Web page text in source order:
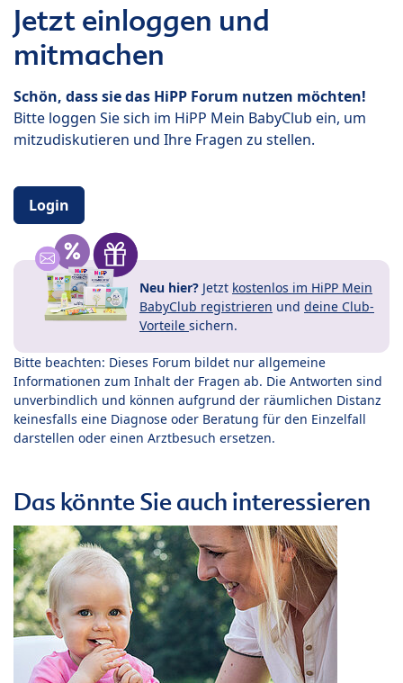
Jetzt einloggen und
mitmachen
Schön, dass sie das HiPP Forum nutzen möchten!
Bitte loggen Sie sich im HiPP Mein BabyClub ein, um
mitzudiskutieren und Ihre Fragen zu stellen.
Login
Neu hier? Jetzt kostenlos im HiPP Mein
BabyClub registrieren und deine Club-
Vorteile sichern.
Bitte beachten: Dieses Forum bildet nur allgemeine
Informationen zum Inhalt der Fragen ab. Die Antworten sind
unverbindlich und können aufgrund der räumlichen Distanz
keinesfalls eine Diagnose oder Beratung für den Einzelfall
darstellen oder einen Arztbesuch ersetzen.
Das könnte Sie auch interessieren